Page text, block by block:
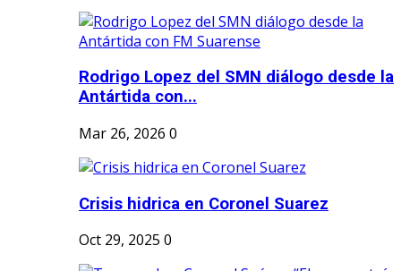
Rodrigo Lopez del SMN diálogo desde la
Antártida con...
Mar 26, 2026 0
Crisis hidrica en Coronel Suarez
Oct 29, 2025 0